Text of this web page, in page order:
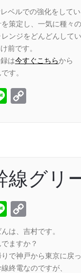
ベルでの強化をしてい
策定し、一気に種々
ンジをどんどんしてい
前です。
は今すぐこちらから
す。
Line
線グリ
Line
Link
は、吉村です。
ますか？
で神戸から東京に戻
終電なのですが、